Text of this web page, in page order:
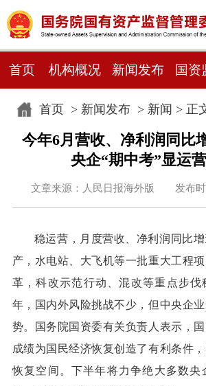
首页 机构概况 新闻发布 国资
首页> 新闻发布> 新闻 > 正
今年6月营收、净利润同比
央企“期中考”显运
文章来源：人民日报海外版 发布时
稳运营，月度营收、净利润同比
产，水电站、大飞机等一批重大工程
革，科改示范行动、混改等重点步
年，国内外风险挑战不少，但中央企
势。国务院国资委有关负责人表示，
成绩为国民经济恢复创造了有利条件
恢复空间。下半年将力争绝大多数央